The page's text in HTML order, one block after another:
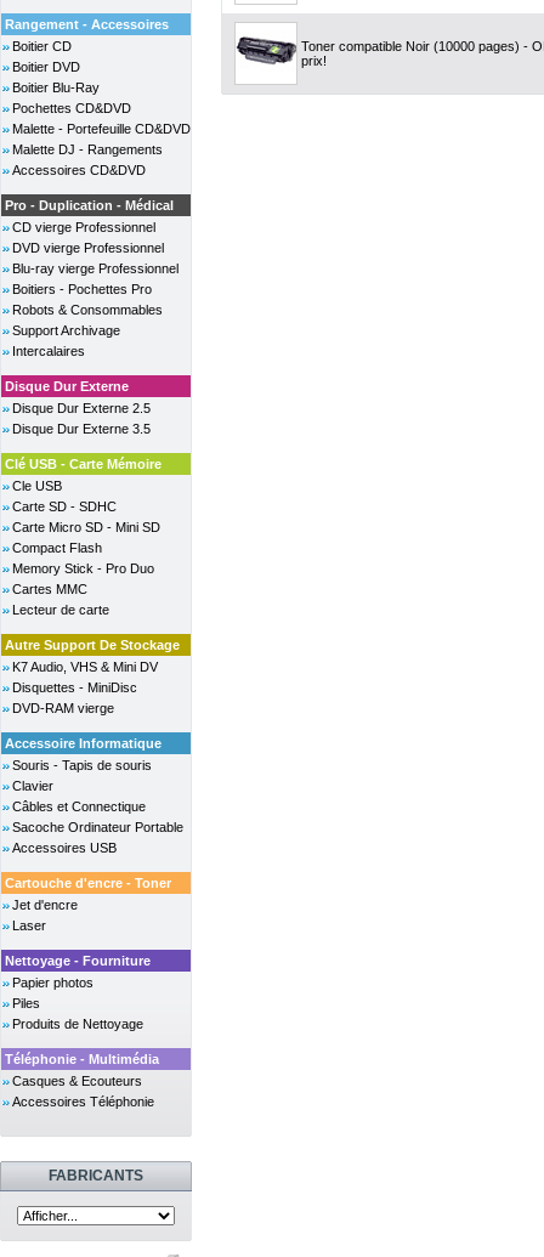
Rangement - Accessoires
Boitier CD
Boitier DVD
Boitier Blu-Ray
Pochettes CD&DVD
Malette - Portefeuille CD&DVD
Malette DJ - Rangements
Accessoires CD&DVD
Pro - Duplication - Médical
CD vierge Professionnel
DVD vierge Professionnel
Blu-ray vierge Professionnel
Boitiers - Pochettes Pro
Robots & Consommables
Support Archivage
Intercalaires
Disque Dur Externe
Disque Dur Externe 2.5
Disque Dur Externe 3.5
Clé USB - Carte Mémoire
Cle USB
Carte SD - SDHC
Carte Micro SD - Mini SD
Compact Flash
Memory Stick - Pro Duo
Cartes MMC
Lecteur de carte
Autre Support De Stockage
K7 Audio, VHS & Mini DV
Disquettes - MiniDisc
DVD-RAM vierge
Accessoire Informatique
Souris - Tapis de souris
Clavier
Câbles et Connectique
Sacoche Ordinateur Portable
Accessoires USB
Cartouche d'encre - Toner
Jet d'encre
Laser
Nettoyage - Fourniture
Papier photos
Piles
Produits de Nettoyage
Téléphonie - Multimédia
Casques & Ecouteurs
Accessoires Téléphonie
FABRICANTS
Toner compatible Noir (10000 pages) -
prix!